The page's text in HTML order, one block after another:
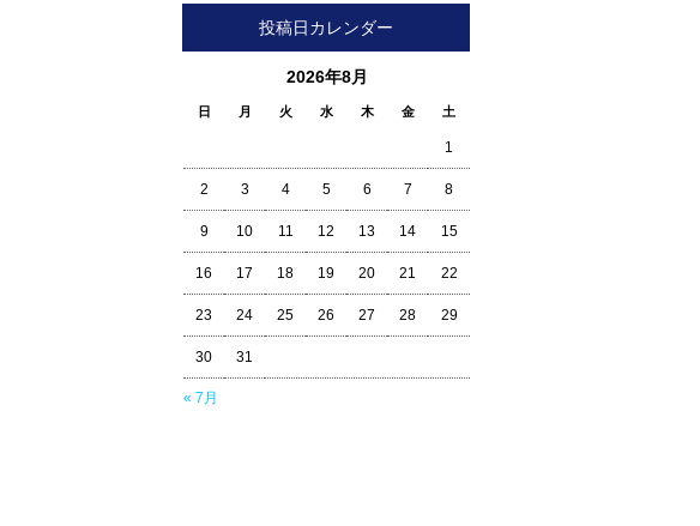
投稿日カレンダー
2026年8月
日 月 火 水 木 金 土
« 7月
1
2 3 4 5 6 7 8
9 10 11 12 13 14 15
16 17 18 19 20 21 22
23 24 25 26 27 28 29
30 31